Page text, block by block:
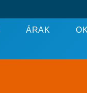
ÁRAK